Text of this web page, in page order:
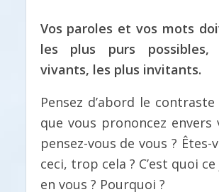
Vos paroles et vos mots
les plus purs
vivants, les plus invitants.
Pensez d’abord le
que vous prononcez envers
pensez-vous de vous ? Êtes-
ceci, trop cela ? C’est quoi
en vous ? Pourquoi ?